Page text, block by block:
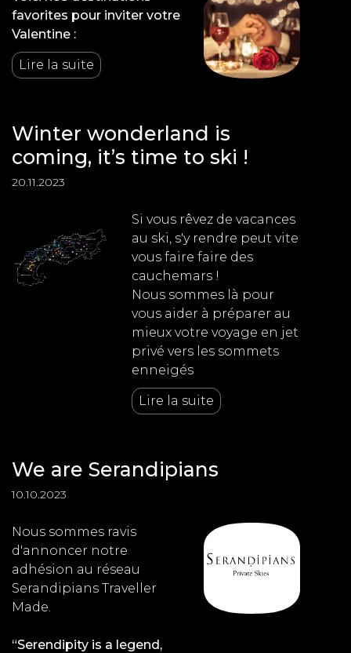
favorites pour inviter votre
Valentine :
Lire la suite
Winter wonderland is
coming, it’s time to ski !
20.11.2023
Si vous rêvez de vacances
au ski, s'y rendre peut vite
vous faire faire des
cauchemars !
Nous sommes là pour
vous aider à préparer au
mieux votre voyage en jet
privé vers les sommets
enneigés
Lire la suite
We are Serandipians
10.10.2023
Nous sommes ravis
d'annoncer notre
adhésion au réseau
Serandipians Traveller
Made.
“Serendipity is a legend,